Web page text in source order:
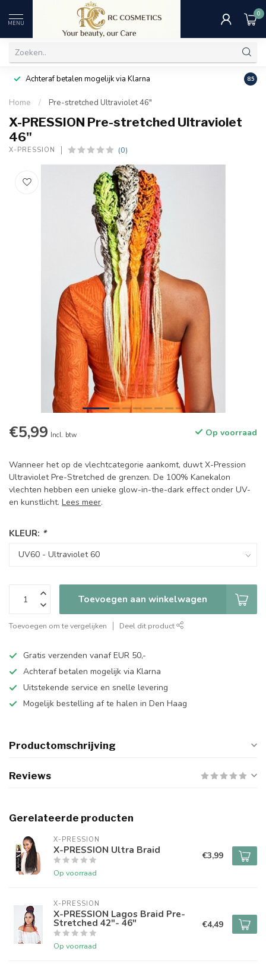
MENU
0
Achteraf betalen mogelijk via Klarna 8.5
Home / Pre-stretched Ultraviolet 46"
X-PRESSION Pre-stretched Ultraviolet
46"
X-PRESSION (0)
€5,99 Incl. btw Op voorraad
Wanneer het op de vlechtcategorie aankomt, duwt X-Pression
Ultraviolet Pre-Stretched de grenzen. De 100% Kanekalon
vlechten hebben een unieke glow-in-the-dark effect onder UV-
en kunstlicht. Lees meer.
KLEUR: *
Toevoegen aan winkelwagen
Toevoegen om te vergelijken Deel dit product
Gratis verzenden vanaf EUR 50,-
Achteraf betalen mogelijk via Klarna
Uitstekende service en snelle levering
Mogelijk bestelling af te halen in Den Haag
Productomschrijving
Reviews
Gerelateerde producten
X-PRESSION
X-PRESSION Ultra Braid
Op voorraad
€3,99
X-PRESSION
X-PRESSION Lagos Braid Pre-
Stretched 42"- 46"
Op voorraad
€4,49